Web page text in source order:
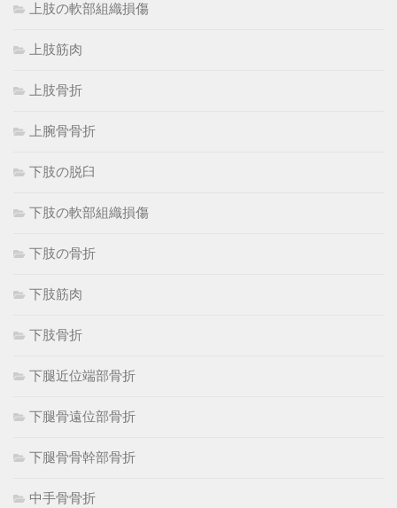
上肢の軟部組織損傷
上肢筋肉
上肢骨折
上腕骨骨折
下肢の脱臼
下肢の軟部組織損傷
下肢の骨折
下肢筋肉
下肢骨折
下腿近位端部骨折
下腿骨遠位部骨折
下腿骨骨幹部骨折
中手骨骨折